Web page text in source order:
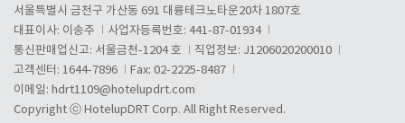
서울특별시 금천구 가산동 691 대륭테크노타운20차 1807호
대표이사: 이송주
사업자등록번호: 441-87-01934
통신판매업신고: 서울금천-1204 호
직업정보: J1206020200010
고객센터: 1644-7896
Fax: 02-2225-8487
이메일: hdrt1109@hotelupdrt.com
Copyright ⓒ HotelupDRT Corp. All Right Reserved.